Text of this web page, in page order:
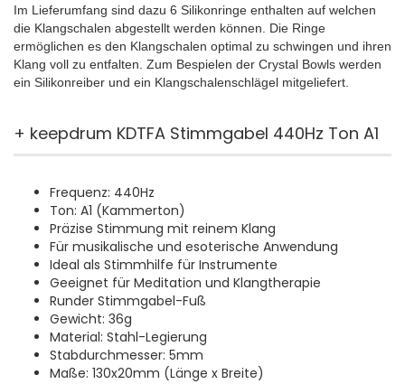
Im Lieferumfang sind dazu 6 Silikonringe enthalten auf welchen
die Klangschalen abgestellt werden können. Die Ringe
ermöglichen es den Klangschalen optimal zu schwingen und ihren
Klang voll zu entfalten. Zum Bespielen der Crystal Bowls werden
ein Silikonreiber und ein Klangschalenschlägel mitgeliefert.
+ keepdrum KDTFA Stimmgabel 440Hz Ton A1
Frequenz: 440Hz
Ton: A1 (Kammerton)
Präzise Stimmung mit reinem Klang
Für musikalische und esoterische Anwendung
Ideal als Stimmhilfe für Instrumente
Geeignet für Meditation und Klangtherapie
Runder Stimmgabel-Fuß
Gewicht: 36g
Material: Stahl-Legierung
Stabdurchmesser: 5mm
Maße: 130x20mm (Länge x Breite)